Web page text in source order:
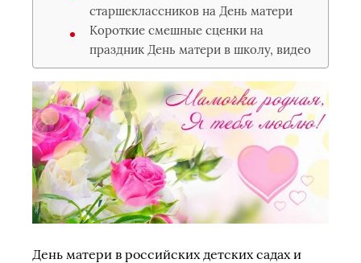
старшеклассников на День матери
Короткие смешные сценки на
праздник День матери в школу, видео
День матери в российских детских садах и